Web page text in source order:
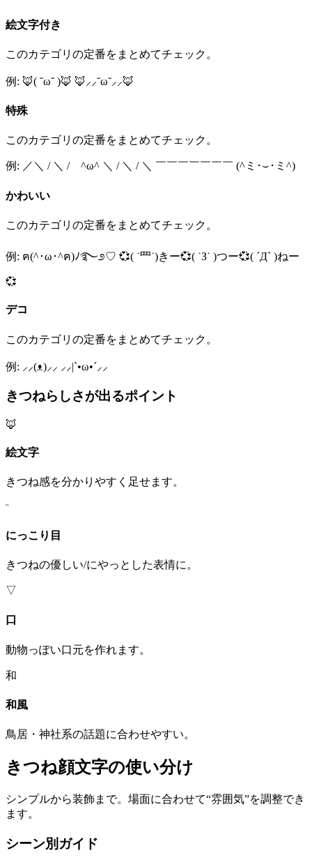
絵文字付き
このカテゴリの定番をまとめてチェック。
例: 🦊( ˘ω˘ )🦊 🦊⸝⸝˘ω˘⸝⸝🦊
特殊
このカテゴリの定番をまとめてチェック。
例: ／＼ / ＼ / ^ω^ ＼ / ＼ / ＼ ￣￣￣￣￣￣￣ (^ミ･⌣･ミ^)
かわいい
このカテゴリの定番をまとめてチェック。
例: ฅ(^･ω･^ฅ)ﾉ࿐೨♡ 💞( ˙罒˙)きー💞( ˙З˙ )つー💞( ´Д` )ねー
💞
デコ
このカテゴリの定番をまとめてチェック。
例: ⸝⸝(ᴥ)⸝⸝ ⸝⸝|`•ω•´⸝⸝
きつねらしさが出るポイント
🦊
絵文字
きつね感を分かりやすく足せます。
ᵔ
にっこり目
きつねの優しい/にやっとした表情に。
▽
口
動物っぽい口元を作れます。
和
和風
鳥居・神社系の話題に合わせやすい。
きつね顔文字の使い分け
シンプルから装飾まで。場面に合わせて“雰囲気”を調整でき
ます。
シーン別ガイド